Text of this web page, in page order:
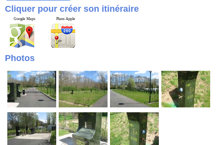
Cliquer pour créer son itinéraire
Google Maps Plans Apple
Photos